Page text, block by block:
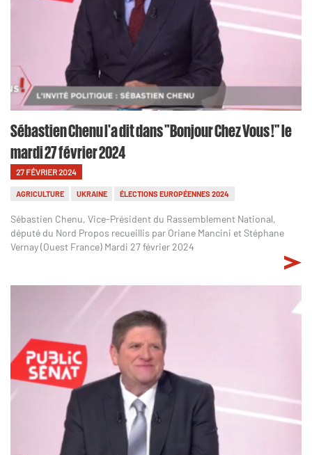
Sébastien Chenu l'a dit dans "Bonjour Chez Vous !" le
mardi 27 février 2024
27 FÉVRIER 2024
AGRICULTURE UKRAINE ÉLECTIONS EUROPÉENNES 2024
Sébastien Chenu, Vice-Président du Rassemblement National,
député du Nord Propos recueillis par Oriane Mancini et Stéphane
Vernay (Ouest France) Mardi 27 février 2024